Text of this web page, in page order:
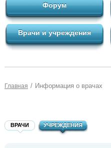
Форум
Врачи и учреждения
Главная / Информация о врачах
ВРАЧИ УЧРЕЖДЕНИЯ